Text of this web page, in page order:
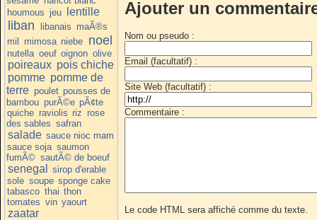
houmous jeu lentille
liban libanais maÃ®s
mil mimosa niebe noel
nutella oeuf oignon olive
poireaux pois chiche
pomme pomme de
terre poulet pousses de
bambou purÃ©e pÃ¢te
quiche raviolis riz rose
des sables safran
salade sauce nioc mam
sauce soja saumon
fumÃ© sautÃ© de boeuf
senegal
sirop d'erable
sole soupe sponge cake
tabasco thai thon
tomates vin yaourt
zaatar
Ajouter un
Nom ou pseudo :
Email (facultatif) :
Site Web (facultatif) :
Commentaire :
Le code HTML sera affiché comme du texte.